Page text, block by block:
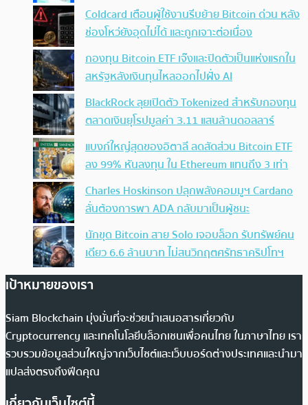
Coldcard เตือนผู้ใช้งานรีบย้าย Bitcoin ด่วน หลัง
ช่องโหว่ยังอุดไม่ได้ และถูกเจาะต่อเนื่อง
กองทุน Bitcoin ETF เจ๊งและปิดตัวเป็นแห่งแรกใน
สหรัฐหลังเงินทุนไหลออกไปฝั่ง AI
BlackRock ลุยเปิดตัว Tokenized สำหรับกองทุน
ตลาดเงินยุโรปมูลค่า 3.11 แสนล้านดอลลาร์
แบงก์ใหญ่สุดของอิตาลี ลดสัดส่วน Bitcoin ETF
ลง 99% หันลงทุน ใน Ethereum แทนถึง 3 เท่า
Charles Hoskinson ปลุกพลังคอมมูฯ Cardano
ลั่นต้องการพา ADA กลับมาเป็นผู้ชนะ
นักขุด Bitcoin สาย Solo เจอบล็อก รับทรัพย์คน
เดียว 6.6 ล้านบาท ไม่สนวิกฤตศรัทธาคริปโทฯ
เป้าหมายของเรา
Siam Blockchain มุ่งมั่นที่จะช่วยนำเสนอสารเกี่ยวกับ
Cryptocurrency และเทคโนโลยีบล็อกเชนเพื่อคนไทย ในภาษาไทย เรา
รวบรวมข้อมูลส่วนใหญ่จากเว็บไซต์และเว็บบอร์ดต่างประเทศและนำมา
แปลส่งตรงถึงฟีดคุณ